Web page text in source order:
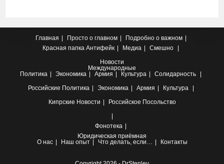
Главная Просто о главном
Подробно о важном
Красная папка Антифейк Медиа
Смешно
Новости
Международные
Политика
Экономика Армия Культура
Солидарность
Российские Политика Экономика Армия
Культура
Кипрские Новости Российское Посольство
Фонотека
Юридическая приёмная
О нас
Наш опыт Что делать, если… Контакты